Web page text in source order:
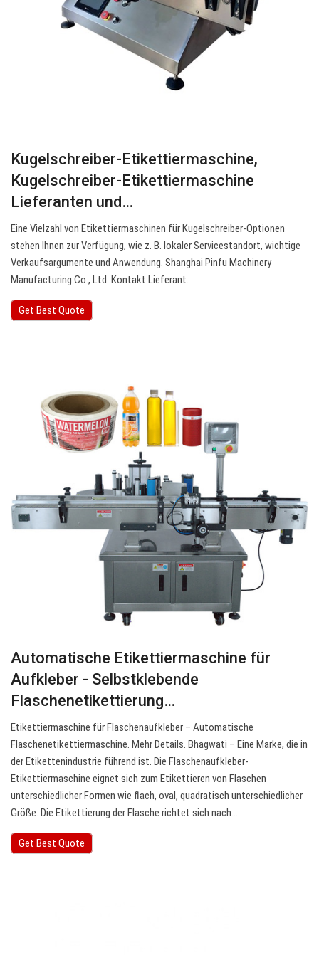
Kugelschreiber-Etikettiermaschine,
Kugelschreiber-Etikettiermaschine
Lieferanten und…
Eine Vielzahl von Etikettiermaschinen für Kugelschreiber-Optionen
stehen Ihnen zur Verfügung, wie z. B. lokaler Servicestandort, wichtige
Verkaufsargumente und Anwendung. Shanghai Pinfu Machinery
Manufacturing Co., Ltd. Kontakt Lieferant.
Get Best Quote
Automatische Etikettiermaschine für
Aufkleber - Selbstklebende
Flaschenetikettierung…
Etikettiermaschine für Flaschenaufkleber – Automatische
Flaschenetikettiermaschine. Mehr Details. Bhagwati – Eine Marke, die in
der Etikettenindustrie führend ist. Die Flaschenaufkleber-
Etikettiermaschine eignet sich zum Etikettieren von Flaschen
unterschiedlicher Formen wie flach, oval, quadratisch unterschiedlicher
Größe. Die Etikettierung der Flasche richtet sich nach…
Get Best Quote